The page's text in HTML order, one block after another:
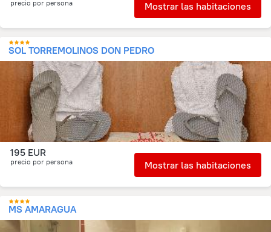
precio por persona Mostrar las habitaciones
SOL TORREMOLINOS DON PEDRO
195 EUR
precio por persona Mostrar las habitaciones
MS AMARAGUA